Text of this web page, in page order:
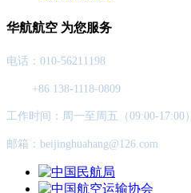
华航航空 为您服务
电话：010-56211198
+86 138-1118-0809
工作时间：周一至周五（09:00-17:00）
邮箱：beijinghuahang@126.com